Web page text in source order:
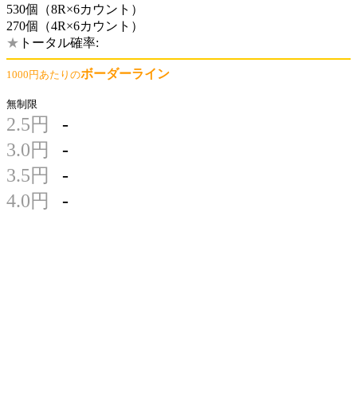
530個（8R×6カウント）
270個（4R×6カウント）
★ トータル確率:
1000円あたりのボーダーライン
無制限
2.5円
-
3.0円
-
3.5円
-
4.0円
-